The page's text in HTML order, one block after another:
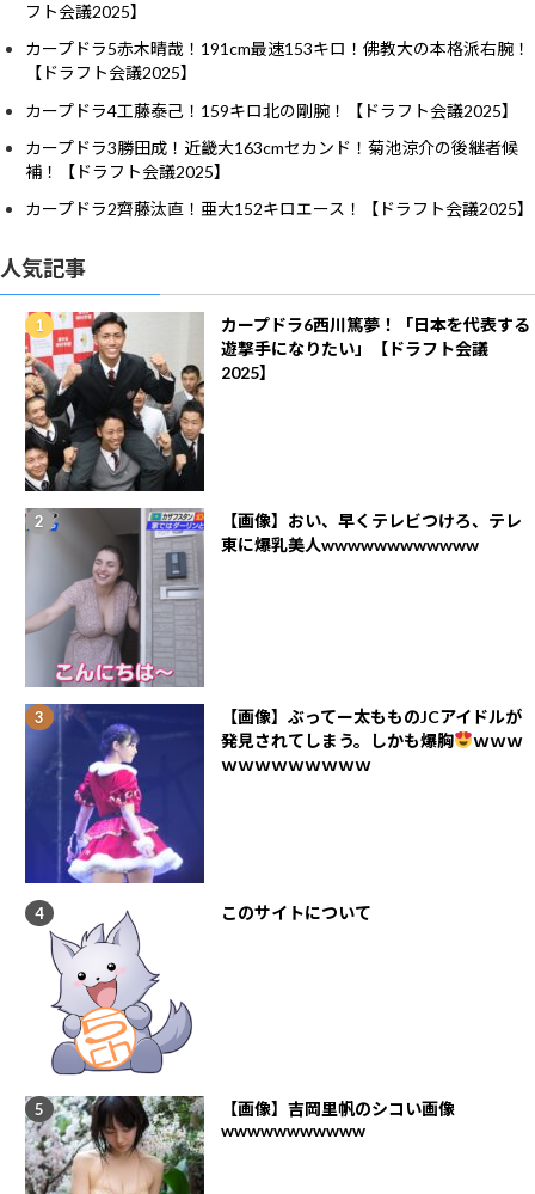
フト会議2025】
カープドラ5赤木晴哉！191cm最速153キロ！佛教大の本格派右腕！
【ドラフト会議2025】
カープドラ4工藤泰己！159キロ北の剛腕！【ドラフト会議2025】
カープドラ3勝田成！近畿大163cmセカンド！菊池涼介の後継者候
補！【ドラフト会議2025】
カープドラ2齊藤汰直！亜大152キロエース！【ドラフト会議2025】
人気記事
カープドラ6西川篤夢！「日本を代表する
遊撃手になりたい」【ドラフト会議
2025】
【画像】おい、早くテレビつけろ、テレ
東に爆乳美人wwwwwwwwwwww
【画像】ぶってー太もものJCアイドルが
発見されてしまう。しかも爆胸
ｗｗｗ
ｗｗｗｗｗｗｗｗｗ
このサイトについて
【画像】吉岡里帆のシコい画像
wwwwwwwwwww